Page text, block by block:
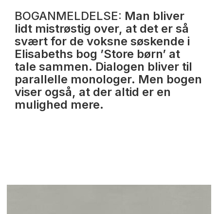
BOGANMELDELSE: Man bliver
lidt mistrøstig over, at det er så
svært for de voksne søskende i
Elisabeths bog ’Store børn’ at
tale sammen. Dialogen bliver til
parallelle monologer. Men bogen
viser også, at der altid er en
mulighed mere.